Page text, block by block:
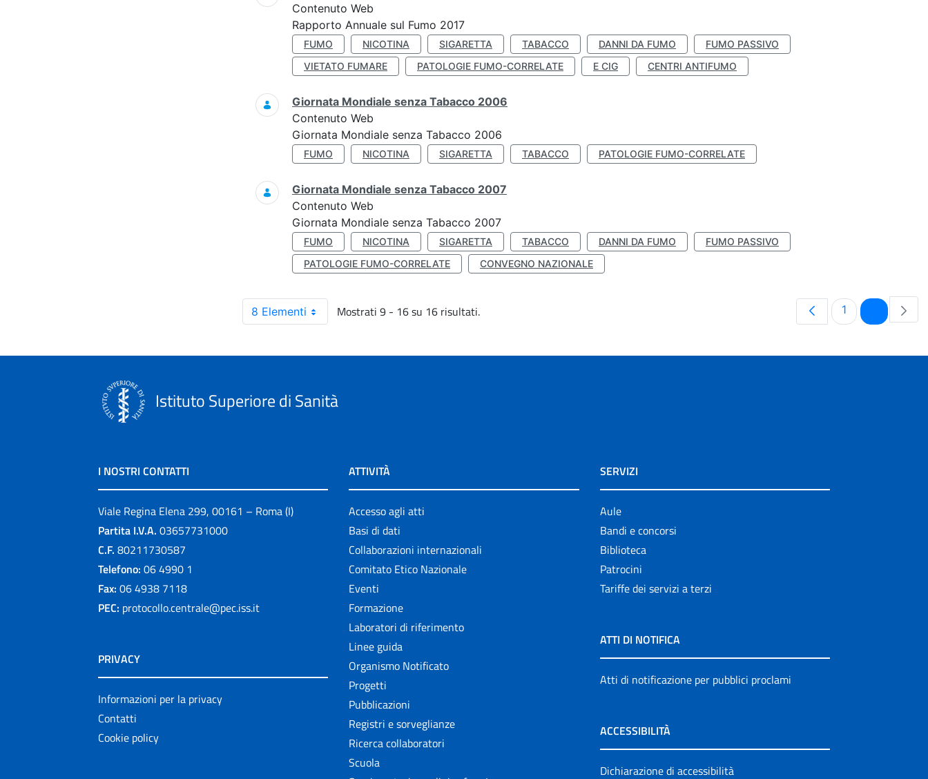
Contenuto Web
Rapporto Annuale sul Fumo 2017
FUMO NICOTINA SIGARETTA TABACCO DANNI DA FUMO
FUMO PASSIVO
VIETATO FUMARE
PATOLOGIE FUMO-CORRELATE E CIG CENTRI ANTIFUMO
Giornata Mondiale senza Tabacco 2006
Contenuto Web
Giornata Mondiale senza Tabacco 2006
FUMO NICOTINA SIGARETTA TABACCO PATOLOGIE FUMO-CORRELATE
Giornata Mondiale senza Tabacco 2007
Contenuto Web
Giornata Mondiale senza Tabacco 2007
FUMO NICOTINA SIGARETTA TABACCO DANNI DA FUMO
FUMO PASSIVO
PATOLOGIE FUMO-CORRELATE
CONVEGNO NAZIONALE
8 Elementi Mostrati 9 - 16 su 16 risultati. Pagina
1 Pagina
Istituto Superiore di Sanità
I NOSTRI CONTATTI
Viale Regina Elena 299, 00161 – Roma (I)
Partita I.V.A. 03657731000
C.F. 80211730587
Telefono: 06 4990 1
Fax: 06 4938 7118
PEC: protocollo.centrale@pec.iss.it
PRIVACY
Informazioni per la privacy
Contatti
Cookie policy
ATTIVITÀ
Accesso agli atti
Basi di dati
Collaborazioni internazionali
Comitato Etico Nazionale
Eventi
Formazione
Laboratori di riferimento
Linee guida
Organismo Notificato
Progetti
Pubblicazioni
Registri e sorveglianze
Ricerca collaboratori
Scuola
SERVIZI
Aule
Bandi e concorsi
Biblioteca
Patrocini
Tariffe dei servizi a terzi
ATTI DI NOTIFICA
Atti di notificazione per pubblici proclami
ACCESSIBILITÀ
Dichiarazione di accessibilità